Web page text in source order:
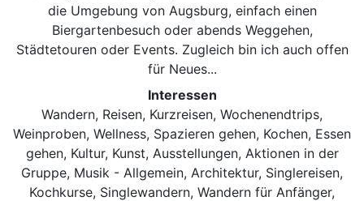
die Umgebung von Augsburg, einfach einen
Biergartenbesuch oder abends Weggehen,
Städtetouren oder Events. Zugleich bin ich auch offen
für Neues...
Interessen
Wandern, Reisen, Kurzreisen, Wochenendtrips,
Weinproben, Wellness, Spazieren gehen, Kochen, Essen
gehen, Kultur, Kunst, Ausstellungen, Aktionen in der
Gruppe, Musik - Allgemein, Architektur, Singlereisen,
Kochkurse, Singlewandern, Wandern für Anfänger,